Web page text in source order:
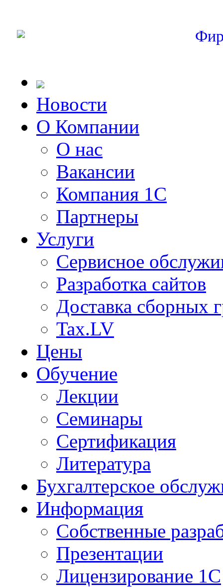
Новости
О Компании
О нас
Вакансии
Компания 1С
Партнеры
Услуги
Сервисное
Разработка сайтов
Доставка сборных
Tax.LV
Цены
Обучение
Лекции
Семинары
Сертификация
Литература
Бухгалтерское
Информация
Собственные
Презентации
Лицензирование 1С